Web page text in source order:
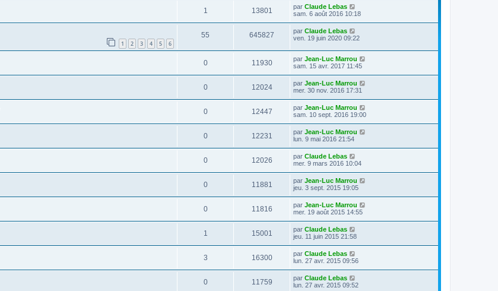
1 13801 par Claude Lebas
sam. 6 août 2016 10:18
1 2 3 4 5 6
55 645827 par Claude Lebas
ven. 19 juin 2020 09:22
0 11930 par Jean-Luc Marrou
sam. 15 avr. 2017 11:45
0 12024 par Jean-Luc Marrou
mer. 30 nov. 2016 17:31
0 12447 par Jean-Luc Marrou
sam. 10 sept. 2016 19:00
0 12231 par Jean-Luc Marrou
lun. 9 mai 2016 21:54
0 12026 par Claude Lebas
mer. 9 mars 2016 10:04
0 11881 par Jean-Luc Marrou
jeu. 3 sept. 2015 19:05
0 11816 par Jean-Luc Marrou
mer. 19 août 2015 14:55
1 15001 par Claude Lebas
jeu. 11 juin 2015 21:58
3 16300 par Claude Lebas
lun. 27 avr. 2015 09:56
0 11759 par Claude Lebas
lun. 27 avr. 2015 09:52